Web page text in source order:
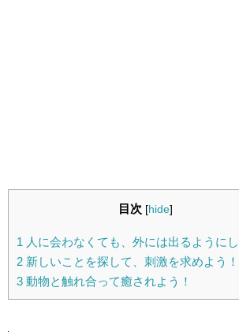
目次 [hide]
1 人に会わなくても、外には出るようにし
2 新しいことを探して、刺激を求めよう！
3 動物と触れ合って癒されよう！